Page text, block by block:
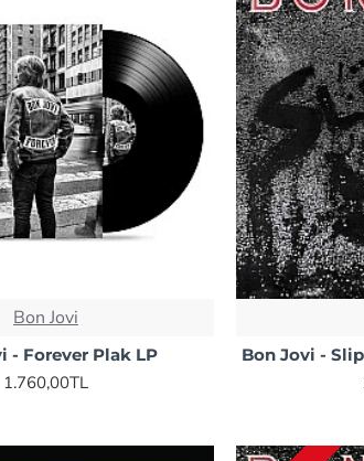
Bon Jovi
- Forever Plak LP
1.760,00TL
Bon Jovi -